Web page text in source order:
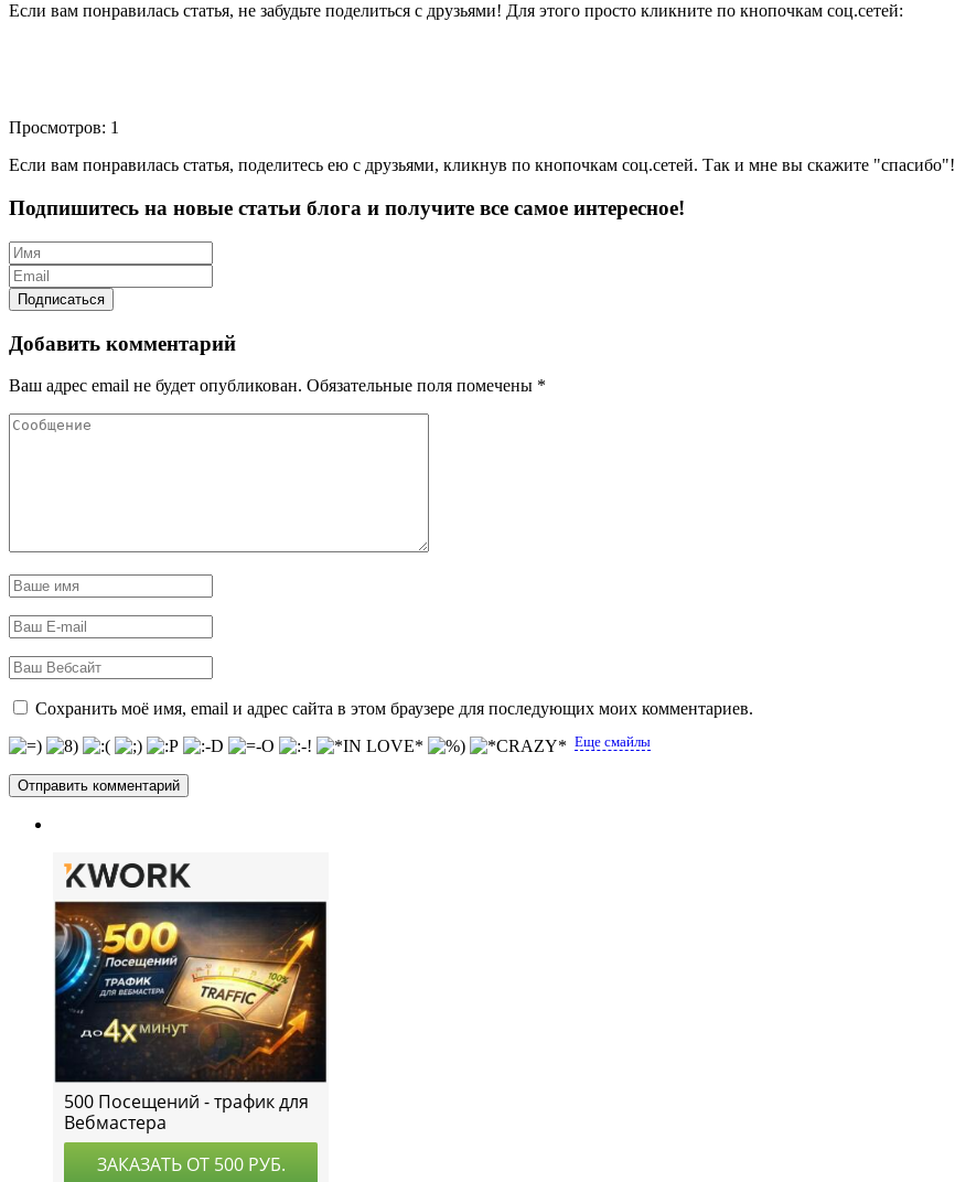
Если вам понравилась статья, не забудьте поделиться с друзьями! Для этого просто кликните по кнопочкам соц.сетей:
Просмотров: 1
Если вам понравилась статья, поделитесь ею с друзьями, кликнув по кнопочкам соц.сетей. Так и мне вы скажите "спасибо"!
Подпишитесь на новые статьи блога и получите все самое интересное!
Добавить комментарий
Ваш адрес email не будет опубликован. Обязательные поля помечены *
Сохранить моё имя, email и адрес сайта в этом браузере для последующих моих комментариев.
Еще смайлы